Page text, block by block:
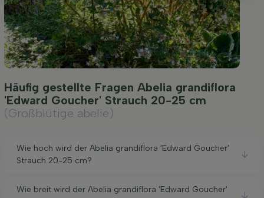
Häufig gestellte Fragen Abelia grandiflora
'Edward Goucher' Strauch 20-25 cm
(Großblütige abelie)
Wie hoch wird der Abelia grandiflora 'Edward Goucher'
Strauch 20-25 cm?
Wie breit wird der Abelia grandiflora 'Edward Goucher'